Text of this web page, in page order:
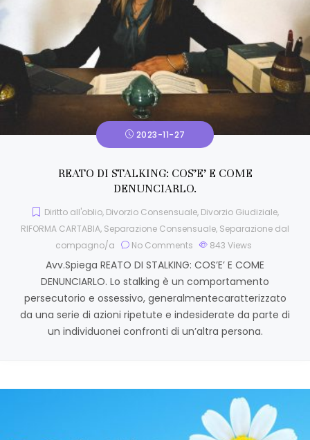
2023-11-27
REATO DI STALKING: COS’E’ E COME
DENUNCIARLO.
Diritto all'oblio, Divorzio Consensuale, Divorzio Giudiziale,
RIFORMA CARTABIA, Separazione Consensuale, Separazione dal
compagno/a
No Comments 843 Views
Avv.Spiega REATO DI STALKING: COS’E’ E COME
DENUNCIARLO. Lo stalking è un comportamento
persecutorio e ossessivo, generalmentecaratterizzato
da una serie di azioni ripetute e indesiderate da parte di
un individuonei confronti di un’altra persona.